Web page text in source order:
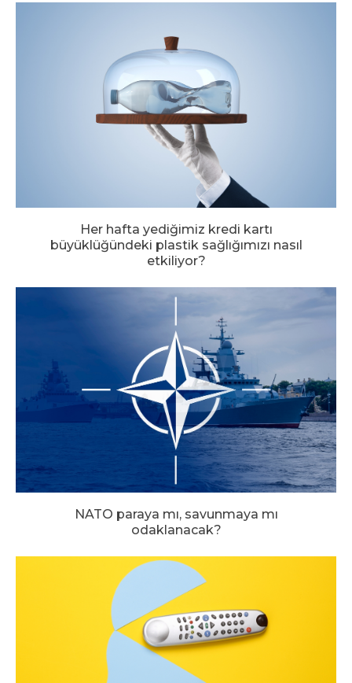
Her hafta yediğimiz kredi kartı
büyüklüğündeki plastik sağlığımızı nasıl
etkiliyor?
NATO paraya mı, savunmaya mı
odaklanacak?